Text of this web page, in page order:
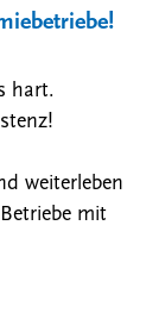
hart.
weiterleben
mit